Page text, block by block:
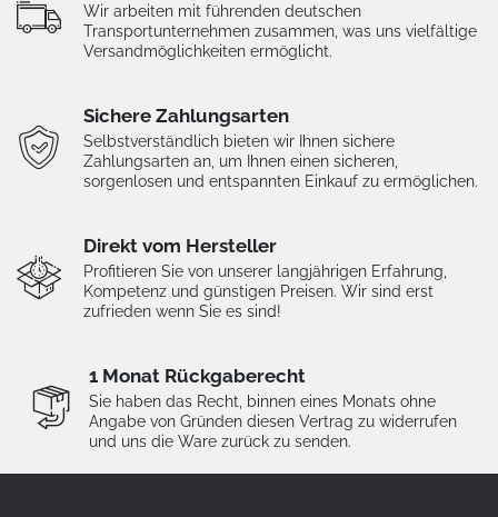
Wir arbeiten mit führenden deutschen
Transportunternehmen zusammen, was uns vielfältige
Versandmöglichkeiten ermöglicht.
Sichere Zahlungsarten
Selbstverständlich bieten wir Ihnen sichere
Zahlungsarten an, um Ihnen einen sicheren,
sorgenlosen und entspannten Einkauf zu ermöglichen.
Direkt vom Hersteller
Profitieren Sie von unserer langjährigen Erfahrung,
Kompetenz und günstigen Preisen. Wir sind erst
zufrieden wenn Sie es sind!
1 Monat Rückgaberecht
Sie haben das Recht, binnen eines Monats ohne
Angabe von Gründen diesen Vertrag zu widerrufen
und uns die Ware zurück zu senden.